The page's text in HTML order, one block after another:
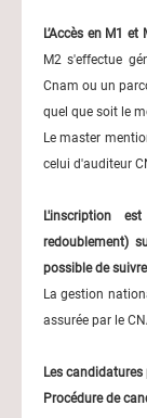
L’Accès en M1 et
M2 s'effectue
Cnam ou un
quel que soit le
Le master
celui d'auditeur
L'inscription
redoublement)
possible de
La gestion
assurée par le
Les
Procédure de